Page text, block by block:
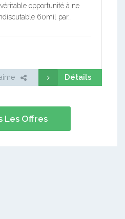
opportunité à ne
60mil par…
Détails
Les Offres